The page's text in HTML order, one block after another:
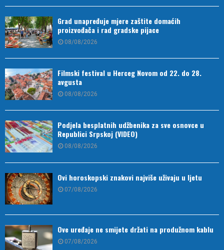
Grad unapređuje mjere zaštite domaćih
proizvođača i rad gradske pijace
08/08/2026
Filmski festival u Herceg Novom od 22. do 28.
avgusta
08/08/2026
Podjela besplatnih udžbenika za sve osnovce u
Republici Srpskoj (VIDEO)
08/08/2026
Ovi horoskopski znakovi najviše uživaju u ljetu
07/08/2026
Ove uređaje ne smijete držati na produžnom kablu
07/08/2026